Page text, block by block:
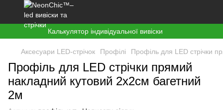
Калькулятор індивідуальної вивіски
Аксесуари LED-стрічок Профілі Профіль для LED стрічки
Профіль для LED стрічки прямий
накладний кутовий 2х2см багетний
2м